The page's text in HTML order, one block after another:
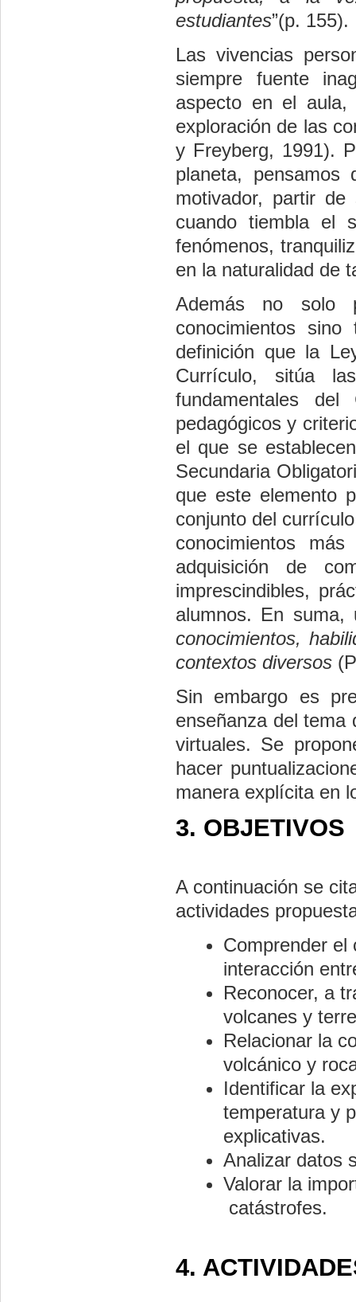
estudiantes”(p. 155).
Las vivencias
siempre fuente
aspecto en el
exploración de las
y Freyberg, 1991).
planeta,
motivador, partir
cuando tiembla el
fenómenos,
en la naturalidad de
Además no solo
conocimientos
definición que la
Currículo, sitúa
fundamentales
pedagógicos y
el que se
Secundaria
que este elemento
conjunto del
conocimientos
adquisición de
imprescindibles,
alumnos. En
conocimientos,
contextos diversos
Sin embargo es
enseñanza del tema
virtuales. Se
hacer
manera explícita en
3. OBJETIVOS
A continuación se
actividades
Comprender
interacción
Reconocer, a
volcanes y
Relacionar la
volcánico y
Identificar la
temperatura y
explicativas.
Analizar datos
Valorar la
catástrofes.
4.